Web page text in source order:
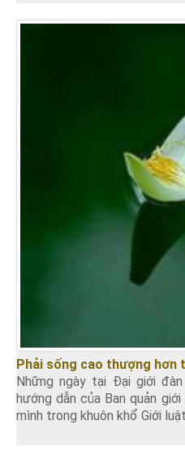
Phải sống cao thượng hơn
Những ngày tại Đại giới
hướng dẫn của Ban quản
mình trong khuôn khổ Giới